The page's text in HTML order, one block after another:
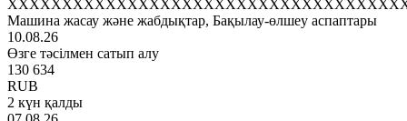
Машина жасау және жабдықтар, Бақылау-өлшеу аспаптары
10.08.26
Өзге тәсілмен сатып алу
130 634
RUB
2 күн қалды